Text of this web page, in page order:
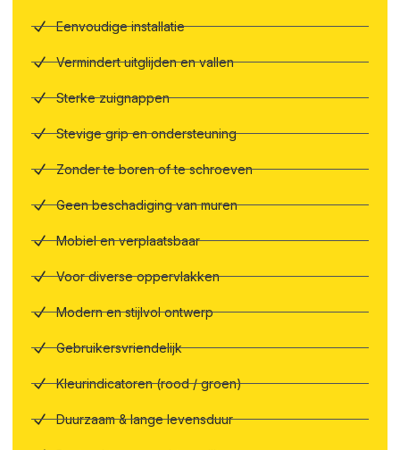
Eenvoudige installatie
Vermindert uitglijden en vallen
Sterke zuignappen
Stevige grip en ondersteuning
Zonder te boren of te schroeven
Geen beschadiging van muren
Mobiel en verplaatsbaar
Voor diverse oppervlakken
Modern en stijlvol ontwerp
Gebruikersvriendelijk
Kleurindicatoren (rood / groen)
Duurzaam & lange levensduur